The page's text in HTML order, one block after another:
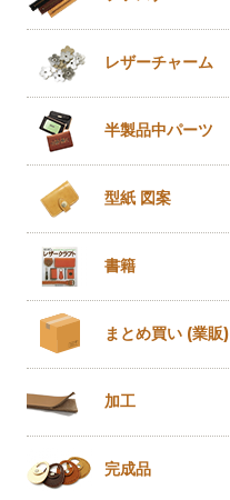
レザーチャーム
半製品中パーツ
型紙 図案
書籍
まとめ買い (業販)
加工
完成品